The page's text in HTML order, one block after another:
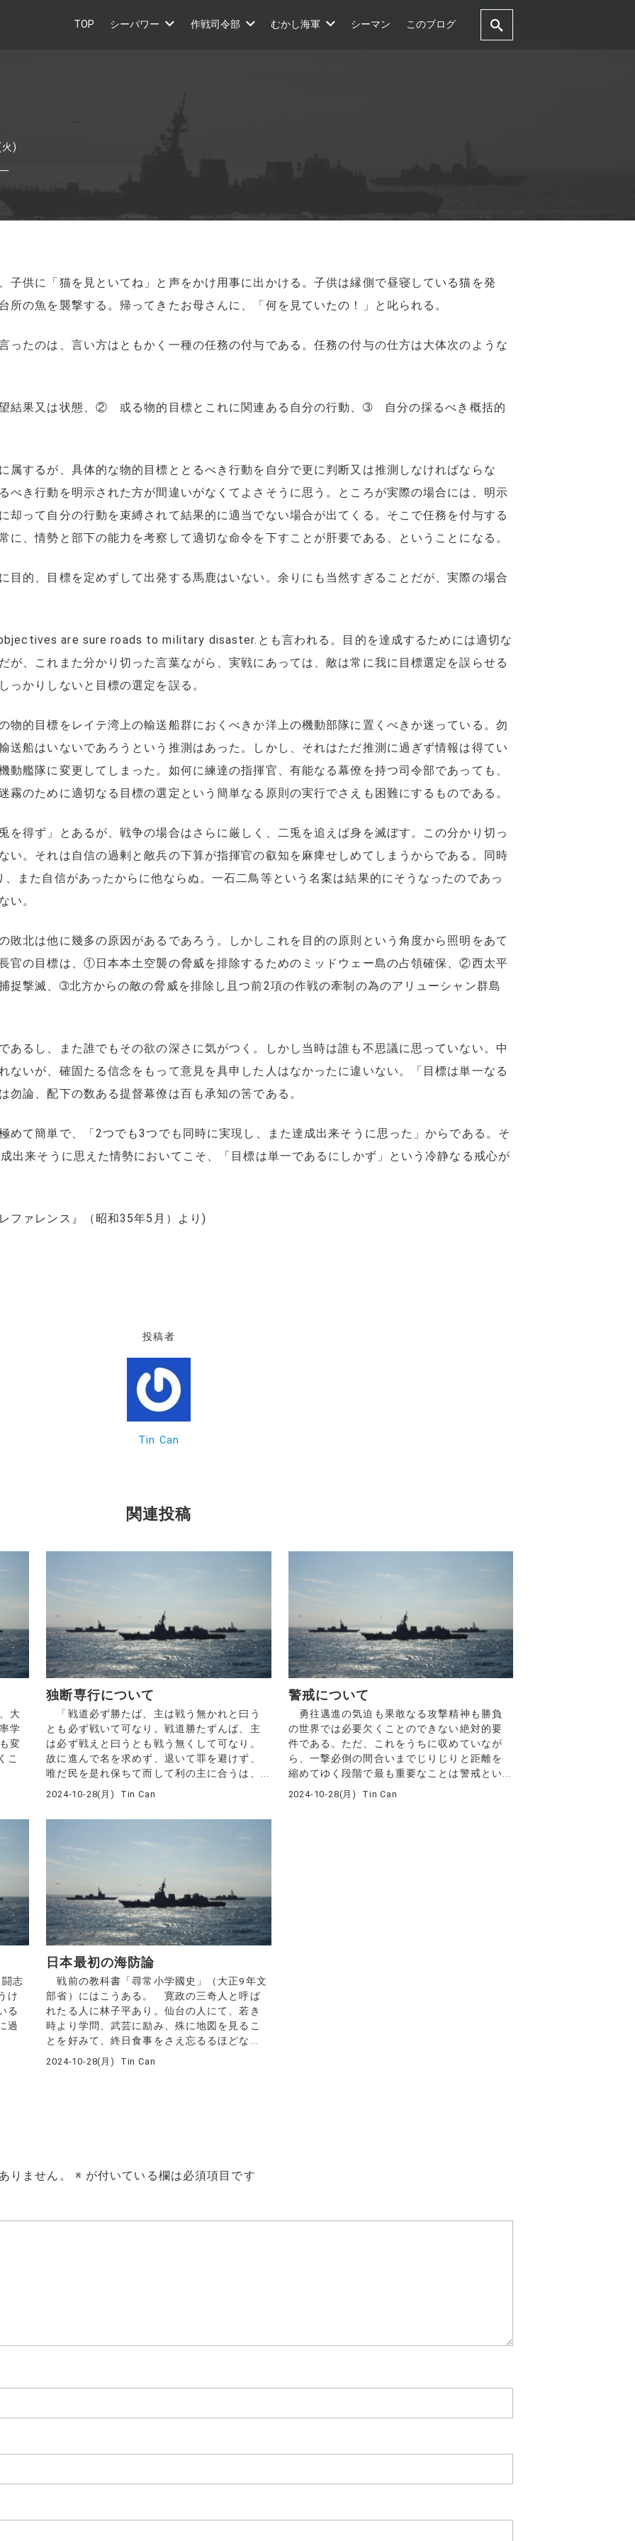
TOP シーパワー 作戦司令部 むかし海軍 シーマン このブログ
)
供に「猫を見といてね」と声をかけ用事に出かける。子供は縁側で昼寝している猫を発
所の魚を襲撃する。帰ってきたお母さんに、「何を見ていたの！」と叱られる。
たのは、言い方はともかく一種の任務の付与である。任務の付与の仕方は大体次のような
結果又は状態、② 或る物的目標とこれに関連ある自分の行動、➂ 自分の採るべき概括的
するが、具体的な物的目標ととるべき行動を自分で更に判断又は推測しなければならな
べき行動を明示された方が間違いがなくてよさそうに思う。ところが実際の場合には、明示
却って自分の行動を束縛されて結果的に適当でない場合が出てくる。そこで任務を付与する
に、情勢と部下の能力を考察して適切な命令を下すことが肝要である、ということになる。
的、目標を定めずして出発する馬鹿はいない。余りにも当然すぎることだが、実際の場合
are sure roads to military disaster.とも言われる。目的を達成するためには適切な
が、これまた分かり切った言葉ながら、実戦にあっては、敵は常に我に目標選定を誤らせる
っかりしないと目標の選定を誤る。
的目標をレイテ湾上の輸送船群におくべきか洋上の機動部隊に置くべきか迷っている。勿
送船はいないであろうという推測はあった。しかし、それはただ推測に過ぎず情報は得てい
動艦隊に変更してしまった。如何に練達の指揮官、有能なる幕僚を持つ司令部であっても、
霧のために適切なる目標の選定という簡単なる原則の実行でさえも困難にするものである。
得ず」とあるが、戦争の場合はさらに厳しく、二兎を追えば身を滅ぼす。この分かり切っ
い。それは自信の過剰と敵兵の下算が指揮官の叡知を麻痺せしめてしまうからである。同時
また自信があったからに他ならぬ。一石二鳥等という名案は結果的にそうなったのであっ
い。
北は他に幾多の原因があるであろう。しかしこれを目的の原則という角度から照明をあて
官の目標は、①日本本土空襲の脅威を排除するためのミッドウェー島の占領確保、②西太平
捉撃滅、➂北方からの敵の脅威を排除し且つ前2項の作戦の牽制の為のアリューシャン群島
るし、また誰でもその欲の深さに気がつく。しかし当時は誰も不思議に思っていない。中
ないが、確固たる信念をもって意見を具申した人はなかったに違いない。「目標は単一なる
勿論、配下の数ある提督幕僚は百も承知の筈である。
て簡単で、「2つでも3つでも同時に実現し、また達成出来そうに思った」からである。そ
出来そうに思えた情勢においてこそ、「目標は単一であるにしかず」という冷静なる戒心が
ファレンス』（昭和35年5月）より)
投稿者
Tin Can
関連投稿
大
学
変
こ
独断専行について
「戦道必ず勝たば、主は戦う無かれと曰う
とも必ず戦いて可なり。戦道勝たずんば、主
は必ず戦えと曰うとも戦う無くして可なり。
故に進んで名を求めず、退いて罪を避けず、
唯だ民を是れ保ちて而して利の主に合うは、...
2024-10-28(月) Tin Can
警戒について
勇往邁進の気迫も果敢なる攻撃精神も勝負
の世界では必要欠くことのできない絶対的要
件である。ただ、これをうちに収めていなが
ら、一撃必倒の間合いまでじりじりと距離を
縮めてゆく段階で最も重要なことは警戒とい...
2024-10-28(月) Tin Can
志
け
る
過
日本最初の海防論
戦前の教科書「尋常小学國史」（大正9年文
部省）にはこうある。 寛政の三奇人と呼ば
れたる人に林子平あり。仙台の人にて、若き
時より学問、武芸に励み、殊に地図を見るこ
とを好みて、終日食事をさえ忘るるほどな...
2024-10-28(月) Tin Can
りません。 ※ が付いている欄は必須項目です